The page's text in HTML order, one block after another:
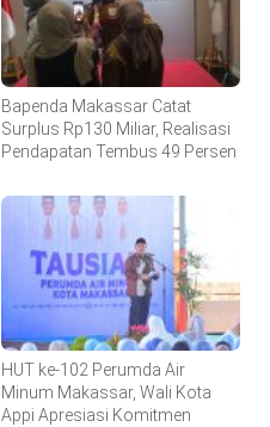
Bapenda Makassar Catat
Surplus Rp130 Miliar, Realisasi
Pendapatan Tembus 49 Persen
HUT ke-102 Perumda Air
Minum Makassar, Wali Kota
Appi Apresiasi Komitmen